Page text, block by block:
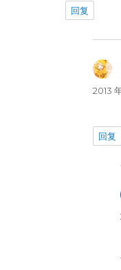
回复
2013
回复